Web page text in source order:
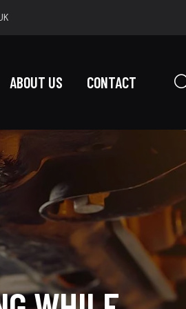
ABOUT US CONTACT